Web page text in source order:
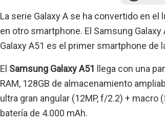
La serie Galaxy A se ha convertido en
en otro smartphone. El Samsung
Galaxy A51 es el primer smartphone de
El Samsung Galaxy A51
llega con una
RAM, 128GB de almacenamiento
ultra gran angular (12MP, f/2.2) + macro
batería de 4.000 mAh.